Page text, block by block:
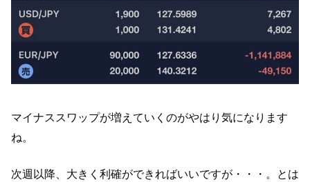
マイナススワップが増えていくのがやはり気になります
ね。
次週以降、大きく利確ができればいいですが・・・。とは